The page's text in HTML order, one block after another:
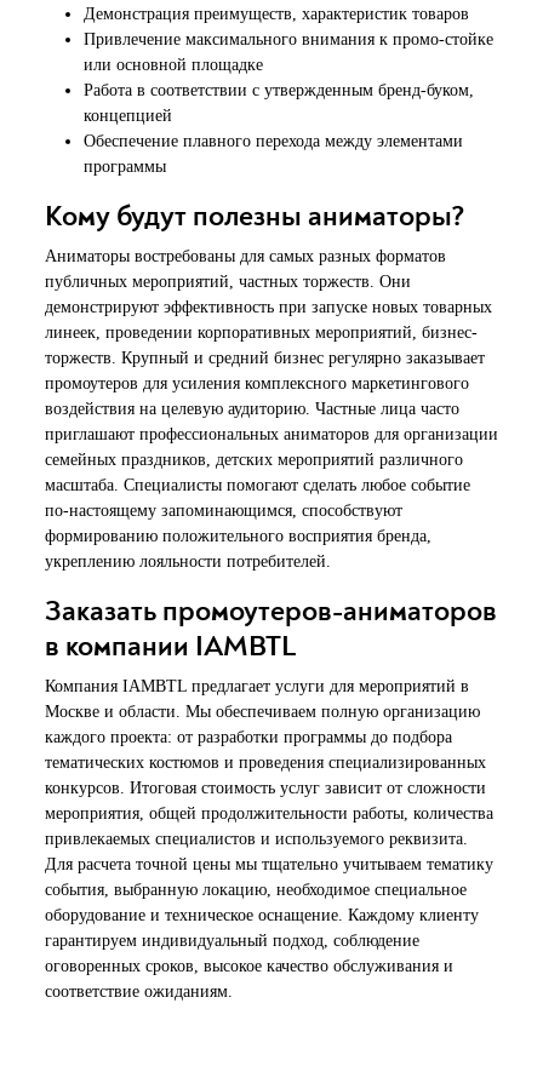
Демонстрация преимуществ, характеристик товаров
Привлечение максимального внимания к промо-стойке
или основной площадке
Работа в соответствии с утвержденным бренд-буком,
концепцией
Обеспечение плавного перехода между элементами
программы
Кому будут полезны аниматоры?
Аниматоры востребованы для самых разных форматов
публичных мероприятий, частных торжеств. Они
демонстрируют эффективность при запуске новых товарных
линеек, проведении корпоративных мероприятий, бизнес-
торжеств. Крупный и средний бизнес регулярно заказывает
промоутеров для усиления комплексного маркетингового
воздействия на целевую аудиторию. Частные лица часто
приглашают профессиональных аниматоров для организации
семейных праздников, детских мероприятий различного
масштаба. Специалисты помогают сделать любое событие
по-настоящему запоминающимся, способствуют
формированию положительного восприятия бренда,
укреплению лояльности потребителей.
Заказать промоутеров-аниматоров
в компании IAMBTL
Компания IAMBTL предлагает услуги для мероприятий в
Москве и области. Мы обеспечиваем полную организацию
каждого проекта: от разработки программы до подбора
тематических костюмов и проведения специализированных
конкурсов. Итоговая стоимость услуг зависит от сложности
мероприятия, общей продолжительности работы, количества
привлекаемых специалистов и используемого реквизита.
Для расчета точной цены мы тщательно учитываем тематику
события, выбранную локацию, необходимое специальное
оборудование и техническое оснащение. Каждому клиенту
гарантируем индивидуальный подход, соблюдение
оговоренных сроков, высокое качество обслуживания и
соответствие ожиданиям.